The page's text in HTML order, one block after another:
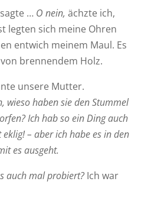
… O nein, ächzte ich,
legten sich meine Ohren
entwich meinem Maul. Es
brennendem Holz.
unsere Mutter.
wieso haben sie den Stummel
Ich hab so ein Ding auch
– aber ich habe es in den
es ausgeht.
auch mal probiert?Ich war